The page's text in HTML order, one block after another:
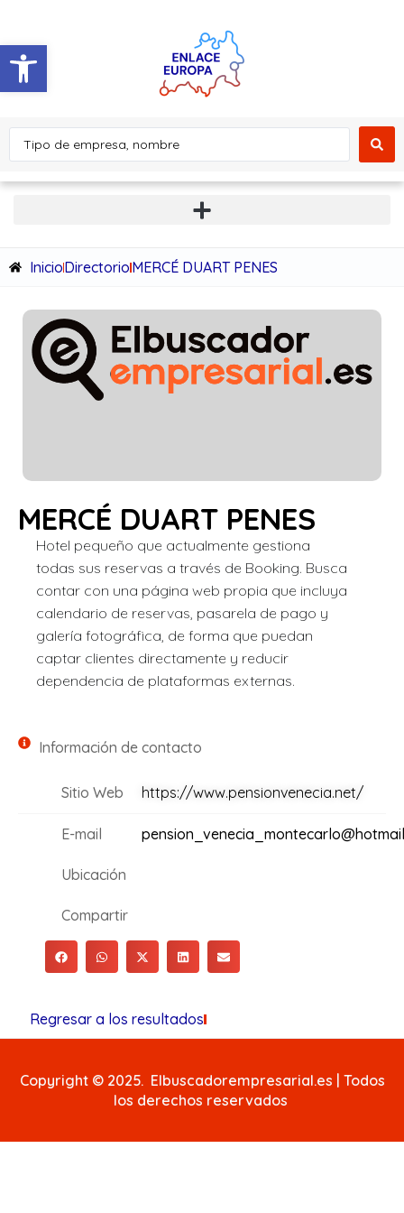
Abrir barra de herramientas
InicioDirectorioMERCÉ DUART PENES
MERCÉ DUART PENES
Hotel pequeño que actualmente gestiona
todas sus reservas a través de Booking. Busca
contar con una página web propia que incluya
calendario de reservas, pasarela de pago y
galería fotográfica, de forma que puedan
captar clientes directamente y reducir
dependencia de plataformas externas.
Información de contacto
Sitio Web https://www.pensionvenecia.net/
E-mail
Ubicación
Compartir
Regresar a los resultados
Copyright © 2025. Elbuscadorempresarial.es | Todos
los derechos reservados